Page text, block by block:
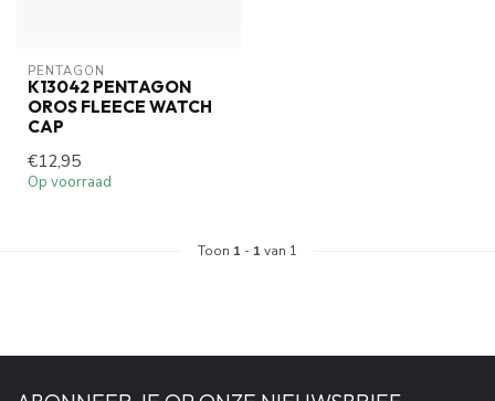
PENTAGON
K13042 PENTAGON
OROS FLEECE WATCH
CAP
€12,95
Op voorraad
Toon 1 - 1 van 1